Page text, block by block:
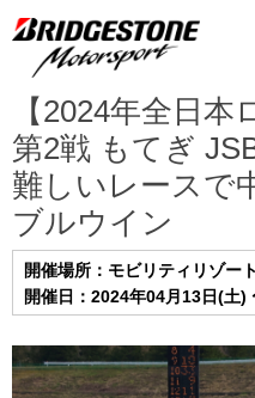
【2024年全日
第2戦 もてぎ
難しいレースで
ブルウイン
開催場所：モビリティリゾー
開催日：2024年04月13日(土)